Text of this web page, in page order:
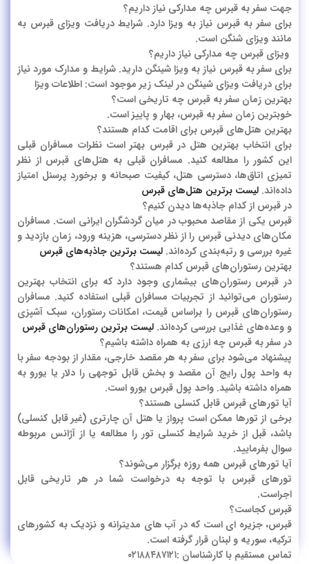
جهت سفر به قبرس چه مدارکی نیاز داریم؟
برای سفر به قبرس نیاز به ویزا دارد. شرایط دریافت ویزای قبرس به
مانند ویزای شنگن است.
ویزای قبرس چه مدارکی نیاز داریم؟
برای سفر به قبرس نیاز به ویزا شینگن دارید. شرایط و مدارک مورد نیاز
برای دریافت ویزای شینگن در لینک زیر موجود است: اطلاعات ویزا
بهترین زمان سفر به قبرس چه تاریخی است؟
خوبترین زمان سفر به قبرس، بهار و پاییز است.
بهترین هتل‌های قبرس برای اقامت کدام هستند؟
برای انتخاب بهترین هتل در قبرس بهتر است نظرات مسافران قبلی
این کشور را مطالعه کنید. مسافران قبلی به هتل‌های قبرس از نظر
تمیزی اتاق‌ها، دسترسی هتل، کیفیت صبحانه و برخورد پرسنل امتیاز
داده‌اند. لیست برترین هتل‌های قبرس
در قبرس از کدام جاذبه‌ها دیدن کنیم؟
قبرس یکی از مقاصد محبوب در میان گردشگران ایرانی است. مسافران
مکان‌های دیدنی قبرس را از نظر دسترسی، هزینه ورود، زمان بازدید و
غیره بررسی و رتبه‌بندی کرده‌اند. لیست برترین جاذبه‌های قبرس
بهترین رستوران‌های قبرس کدام هستند؟
در قبرس رستوران‌های بیشماری وجود دارد که برای انتخاب بهترین
رستوران می‌توانید از تجربیات مسافران قبلی استفاده کنید. مسافران
رستوران‌های قبرس را براساس قیمت، امکانات رستوران، سبک آشپزی
و وعده‌های غذایی بررسی کرده‌اند. لیست برترین رستوران‌های قبرس
در سفر به قبرس چه ارزی به همراه داشته باشیم؟
پیشنهاد می‌شود برای سفر به هر مقصد خارجی، مقدار از بودجه سفر با
به واحد پول رایج آن مقصد و بخش قابل توجهی را دلار یا یورو به
همراه داشته باشید. واحد پول قبرس یورو است.
آیا تورهای قبرس قابل کنسلی هستند؟
برخی از تورها ممکن است پرواز یا هتل آن چارتری (غیر قابل کنسلی)
باشد، قبل از خرید شرایط کنسلی تور را مطالعه یا از آژانس مربوطه
سوال بفرمایید.
آیا تورهای قبرس همه روزه برگزار می‌شوند؟
تورهای قبرس با توجه به درخواست شما در هر تاریخی قابل
اجراست.
قبرس کجاست؟
قبرس، جزیره ای است که در آب های مدیترانه و نزدیک به کشورهای
ترکیه، سوریه و لبنان قرار گرفته است.
تماس مستقیم با کارشناسان :۰۲۱۸۸۴۸۷۱۲۱